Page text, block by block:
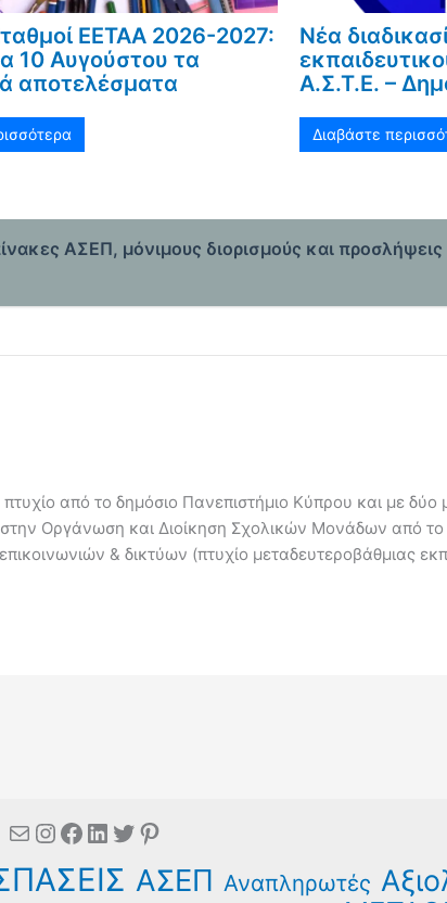
ΕΕΤΑΑ 2026-2027:
10 Αυγούστου τα
αποτελέσματα
Νέα
Α.Σ.Τ.Ε. –
Διαβάστε
ΑΣΕΠ, μόνιμους διορισμούς και προσλήψεις
από το δημόσιο Πανεπιστήμιο Κύπρου και με
Οργάνωση και Διοίκηση Σχολικών Μονάδων από το
& δικτύων (πτυχίο μεταδευτεροβάθμιας
MailInstagram
Facebook
Linkedin
Twitter
Pinterest
ΑΣΕΠ Αναπληρωτές